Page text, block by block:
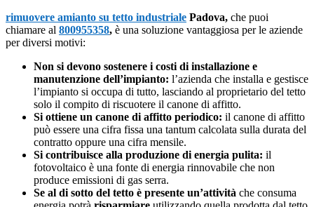
rimuovere amianto su tetto industriale Padova, che puoi
chiamare al 800955358, è una soluzione vantaggiosa per le aziende
per diversi motivi:
Non si devono sostenere i costi di installazione e
manutenzione dell’impianto: l’azienda che installa e gestisce
l’impianto si occupa di tutto, lasciando al proprietario del tetto
solo il compito di riscuotere il canone di affitto.
Si ottiene un canone di affitto periodico: il canone di affitto
può essere una cifra fissa una tantum calcolata sulla durata del
contratto oppure una cifra mensile.
Si contribuisce alla produzione di energia pulita: il
fotovoltaico è una fonte di energia rinnovabile che non
produce emissioni di gas serra.
Se al di sotto del tetto è presente un’attività che consuma